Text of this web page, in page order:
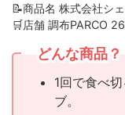
📝商品名 株式会社シ
🛒店舗 調布PARCO
どんな商品？
1回で食べ
ブ。